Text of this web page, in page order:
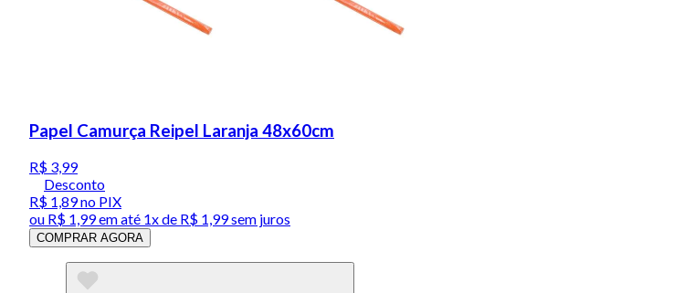
Papel Camurça Reipel Laranja 48x60cm
R$ 3,99
Desconto
R$ 1,89no PIX
ou R$ 1,99em até 1x de R$ 1,99sem juros
COMPRAR AGORA